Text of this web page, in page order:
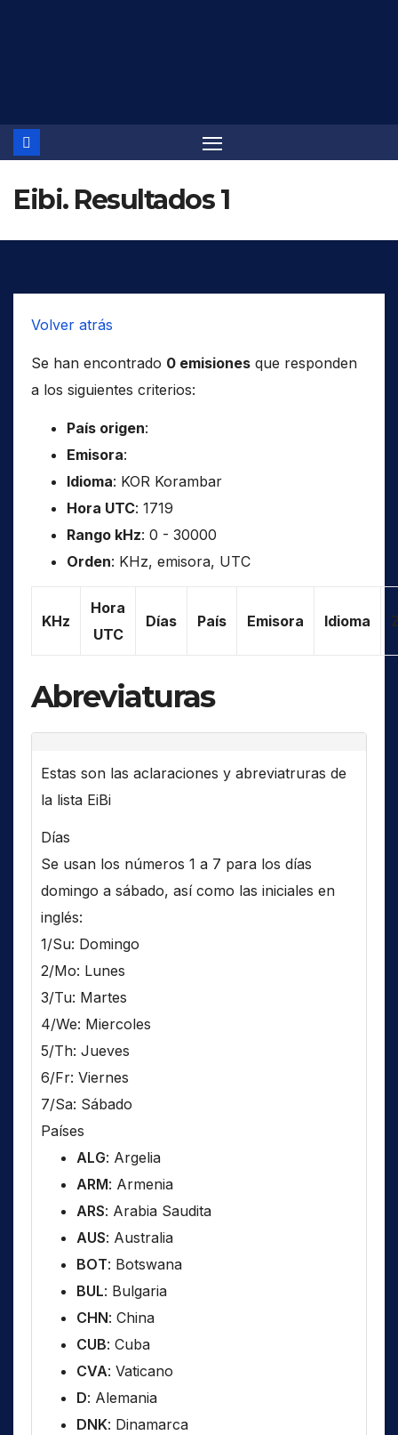
Eibi. Resultados 1
Volver atrás
Se han encontrado 0 emisiones que responden
a los siguientes criterios:
País origen:
Emisora:
Idioma: KOR Korambar
Hora UTC: 1719
Rango kHz: 0 - 30000
Orden: KHz, emisora, UTC
KHz
Hora
UTC
Días País Emisora Idioma
Abreviaturas
Estas son las aclaraciones y abreviatruras de
la lista EiBi
Días
Se usan los números 1 a 7 para los días
domingo a sábado, así como las iniciales en
inglés:
1/Su: Domingo
2/Mo: Lunes
3/Tu: Martes
4/We: Miercoles
5/Th: Jueves
6/Fr: Viernes
7/Sa: Sábado
Países
ALG: Argelia
ARM: Armenia
ARS: Arabia Saudita
AUS: Australia
BOT: Botswana
BUL: Bulgaria
CHN: China
CUB: Cuba
CVA: Vaticano
D: Alemania
DNK: Dinamarca